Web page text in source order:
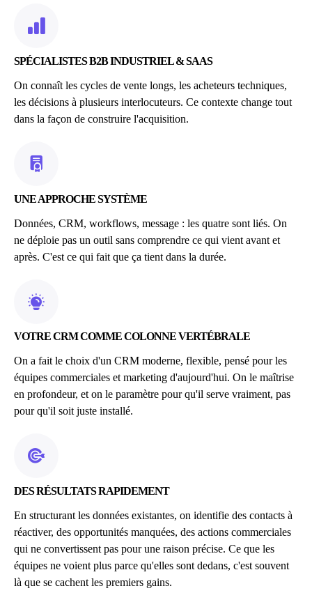
SPÉCIALISTES B2B INDUSTRIEL & SAAS
On connaît les cycles de vente longs, les acheteurs techniques,
les décisions à plusieurs interlocuteurs. Ce contexte change tout
dans la façon de construire l'acquisition.
UNE APPROCHE SYSTÈME
Données, CRM, workflows, message : les quatre sont liés. On
ne déploie pas un outil sans comprendre ce qui vient avant et
après. C'est ce qui fait que ça tient dans la durée.
VOTRE CRM COMME COLONNE VERTÉBRALE
On a fait le choix d'un CRM moderne, flexible, pensé pour les
équipes commerciales et marketing d'aujourd'hui. On le maîtrise
en profondeur, et on le paramètre pour qu'il serve vraiment, pas
pour qu'il soit juste installé.
DES RÉSULTATS RAPIDEMENT
En structurant les données existantes, on identifie des contacts à
réactiver, des opportunités manquées, des actions commerciales
qui ne convertissent pas pour une raison précise. Ce que les
équipes ne voient plus parce qu'elles sont dedans, c'est souvent
là que se cachent les premiers gains.